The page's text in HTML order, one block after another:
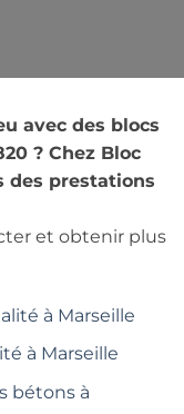
avec des blocs
? Chez Bloc
des prestations
et obtenir plus
à Marseille
à Marseille
bétons à